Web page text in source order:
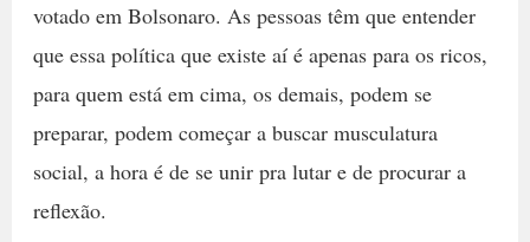
votado em Bolsonaro. As pessoas têm que entender
que essa política que existe aí é apenas para os ricos,
para quem está em cima, os demais, podem se
preparar, podem começar a buscar musculatura
social, a hora é de se unir pra lutar e de procurar a
reflexão.